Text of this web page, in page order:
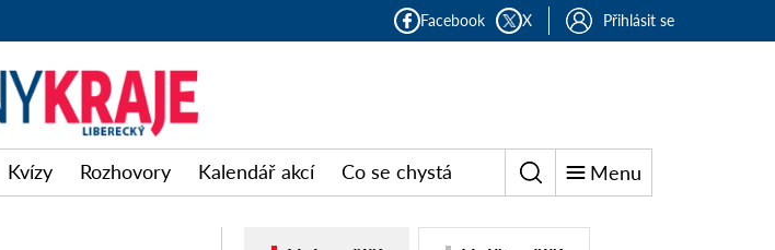
Facebook X Přihlásit se
Kvízy Rozhovory Kalendář akcí Co se chystá Menu